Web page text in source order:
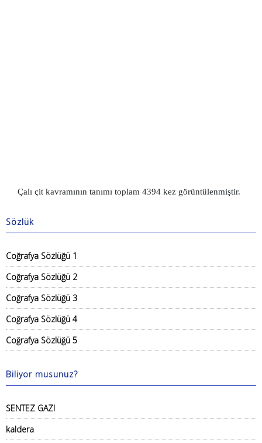
Çalı çit kavramının tanımı toplam 4394 kez görüntülenmiştir.
Sözlük
Coğrafya Sözlüğü 1
Coğrafya Sözlüğü 2
Coğrafya Sözlüğü 3
Coğrafya Sözlüğü 4
Coğrafya Sözlüğü 5
Biliyor musunuz?
SENTEZ GAZI
kaldera